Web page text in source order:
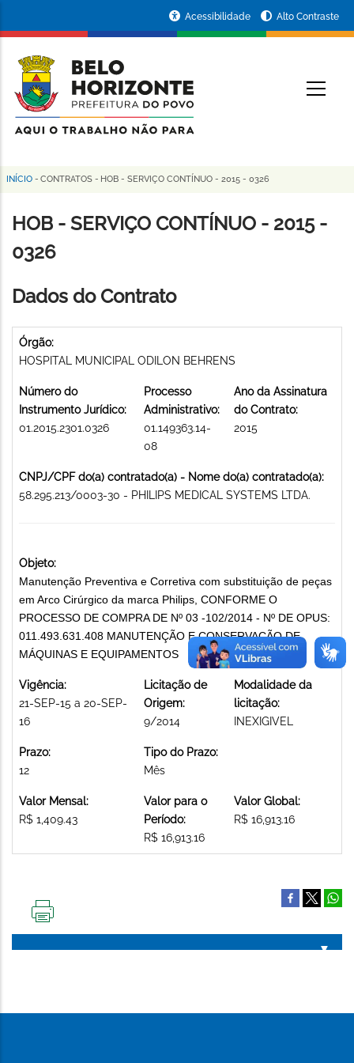
conteúdo
principal
da
Prefeitura
de
Horizonte
Acessibilidade Alto Contraste
Trilha
de
navegação
INÍCIO - CONTRATOS - HOB - SERVIÇO CONTÍNUO - 2015 - 0326
HOB - SERVIÇO CONTÍNUO - 2015 -
0326
Dados do Contrato
Órgão:
HOSPITAL MUNICIPAL ODILON BEHRENS
Número do
Instrumento Jurídico:
01.2015.2301.0326
Processo
Administrativo:
01.149363.14-
08
Ano da Assinatura
do Contrato:
2015
CNPJ/CPF do(a) contratado(a) - Nome do(a) contratado(a):
58.295.213/0003-30 - PHILIPS MEDICAL SYSTEMS LTDA.
Objeto:
Manutenção Preventiva e Corretiva com substituição de peças
em Arco Cirúrgico da marca Philips, CONFORME O
PROCESSO DE COMPRA DE Nº 03 -102/2014 - Nº DE OPUS:
011.493.631.408 MANUTENÇÃO E CONSERVAÇÃO DE
MÁQUINAS E EQUIPAMENTOS
Vigência:
21-SEP-15 a 20-SEP-
16
Licitação de
Origem:
9/2014
Modalidade da
licitação:
INEXIGIVEL
Prazo:
12
Tipo do Prazo:
Mês
Valor Mensal:
R$ 1,409.43
Valor para o
Período:
R$ 16,913.16
Valor Global:
R$ 16,913.16
PÁGINA